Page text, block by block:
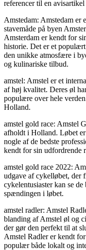
referencer til en
Amstedam: Amstedam
stavemåde på byen
Amsterdam er kendt for
historie. Det er et
den unikke atmosfære i
og kulinariske tilbud.
amstel: Amstel er et
af høj kvalitet. Deres øl
populære over hele
Holland.
amstel gold race: Amstel
afholdt i Holland. Løbet
nogle af de bedste
kendt for sin udfordrende
amstel gold race 2022:
udgave af cykelløbet, der
cykelentusiaster kan se
spændingen i løbet.
amstel radler: Amstel
blanding af Amstel øl og
der gør den perfekt til at
Amstel Radler er kendt
populær både lokalt og